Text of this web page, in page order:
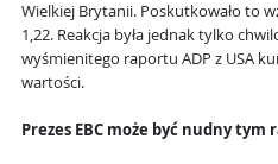
Wielkiej Brytanii. Poskutkowało to
1,22. Reakcja była jednak tylko
wyśmienitego raportu ADP z USA
wartości.
Prezes EBC może być nudny tym